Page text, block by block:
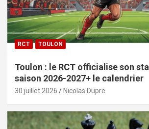
RCT TOULON
Toulon : le RCT officialise son
saison 2026-2027+ le calendrier
30 juillet 2026 Nicolas Dupre